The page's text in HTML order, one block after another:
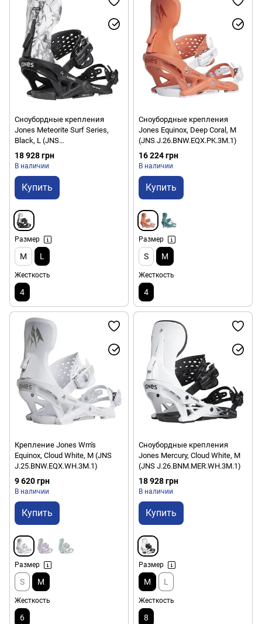
Сноубордные крепления
Jones Meteorite Surf Series,
Black, L (JNS
J.26.BNU.MES.BK.4L.1)
18 928 грн
В наличии
Купить
Размер
M L
Жесткость
4
Сноубордные крепления
Jones Equinox, Deep Coral, M
(JNS J.26.BNW.EQX.PK.3M.1)
16 224 грн
В наличии
Купить
Размер
S M
Жесткость
4
Крепление Jones Wm's
Equinox, Cloud White, M (JNS
J.25.BNW.EQX.WH.3M.1)
9 620 грн
В наличии
Купить
Размер
S M
Жесткость
6
Сноубордные крепления
Jones Mercury, Cloud White, M
(JNS J.26.BNM.MER.WH.3M.1)
18 928 грн
В наличии
Купить
Размер
M L
Жесткость
8